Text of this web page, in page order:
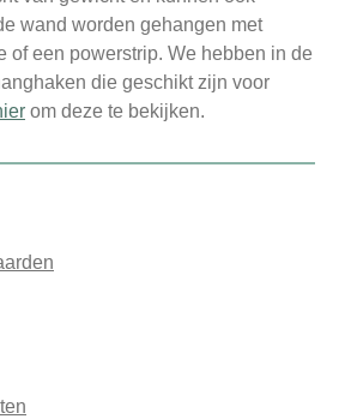
wand worden gehangen met
of een powerstrip. We hebben in de
die geschikt zijn voor
om deze te bekijken.